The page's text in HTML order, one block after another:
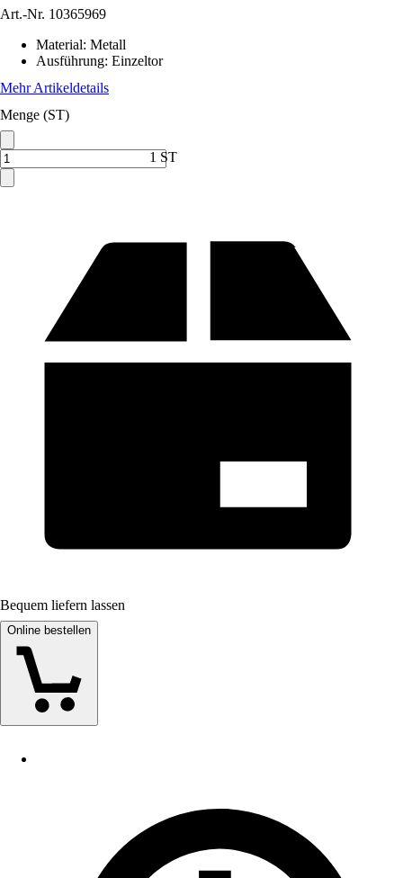
Art.-Nr. 10365969
Material: Metall
Ausführung: Einzeltor
Mehr Artikeldetails
Menge (ST)
1 ST
Bequem liefern lassen
Online bestellen